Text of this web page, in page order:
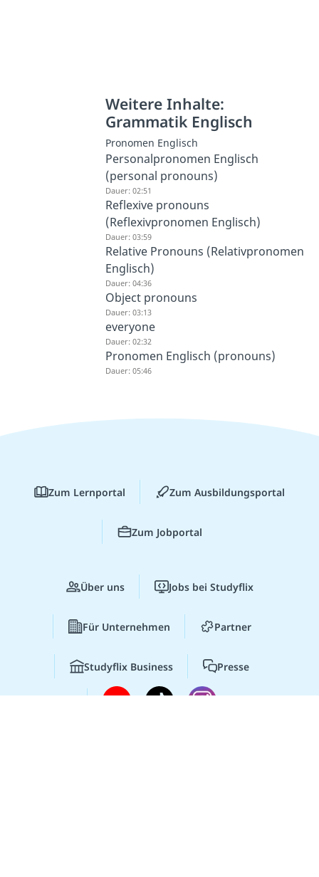
Weitere Inhalte:
Grammatik Englisch
Pronomen Englisch
Personalpronomen Englisch
(personal pronouns)
Dauer: 02:51
Reflexive pronouns
(Reflexivpronomen Englisch)
Dauer: 03:59
Relative Pronouns (Relativpronomen
Englisch)
Dauer: 04:36
Object pronouns
Dauer: 03:13
everyone
Dauer: 02:32
Pronomen Englisch (pronouns)
Dauer: 05:46
Zum Lernportal Zum Ausbildungsportal
Zum Jobportal
Über uns Jobs bei Studyflix
Für Unternehmen Partner
Studyflix Business Presse